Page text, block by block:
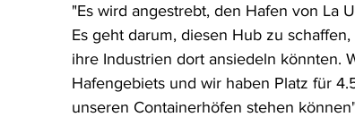
"Es wird angestrebt, den Hafen von La
Es geht darum, diesen Hub zu
ihre Industrien dort ansiedeln könnten.
Hafengebiets und wir haben Platz für
unseren Containerhöfen stehen